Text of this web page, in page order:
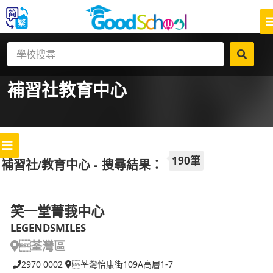
補習社教育中心
補習社/教育中心 - 搜尋結果： 190筆
笑一堂菁莪中心
LEGENDSMILES
荃灣區
2970 0002 荃灣怡康街109A高層1-7